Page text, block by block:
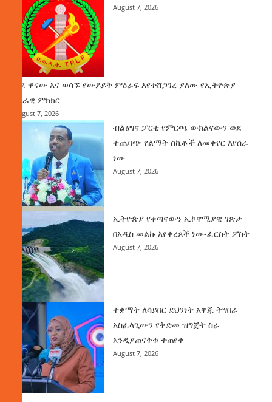
August 7, 2026
ወደ ዋናው እና ወሳኙ የውይይት ምዕራፍ እየተሸጋገረ ያለው የኢትዮጵያ
ሀገራዊ ምክክር
August 7, 2026
ብልፅግና ፓርቲ የምርጫ ውክልናውን ወደ
ተጨባጭ የልማት ስኬቶች ለመቀየር እየሰራ
ነው
August 7, 2026
ኢትዮጵያ የቀጣናውን ኢኮኖሚያዊ ገጽታ
በአዲስ መልኩ እየቀረጸች ነው-ፈርስት ፖስት
August 7, 2026
ተቋማት ለሳይበር ደህንነት አዋጁ ትግበራ
አስፈላጊውን የቅድመ ዝግጅት ስራ
እንዲያጠናቅቁ ተጠየቀ
August 7, 2026